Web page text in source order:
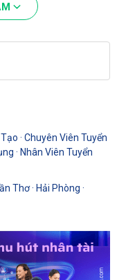
· Chuyên Viên Tuyển
· Nhân Viên Tuyển
Thơ· Hải Phòng ·